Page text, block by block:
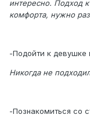
интересно. Подход
комфорта, нужно
-Подойти к девушке
Никогда не
-Познакомиться со